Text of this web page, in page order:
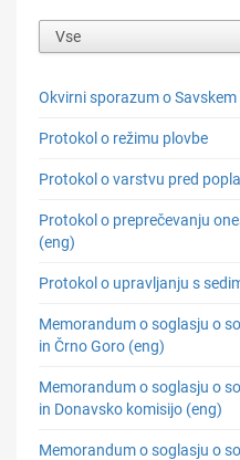
Okvirni sporazum o Savskem
Protokol o režimu plovbe
Protokol o varstvu pred
Protokol o preprečevanju
(eng)
Protokol o upravljanju s
Memorandum o soglasju o
in Črno Goro (eng)
Memorandum o soglasju o
in Donavsko komisijo (eng)
Memorandum o soglasju o